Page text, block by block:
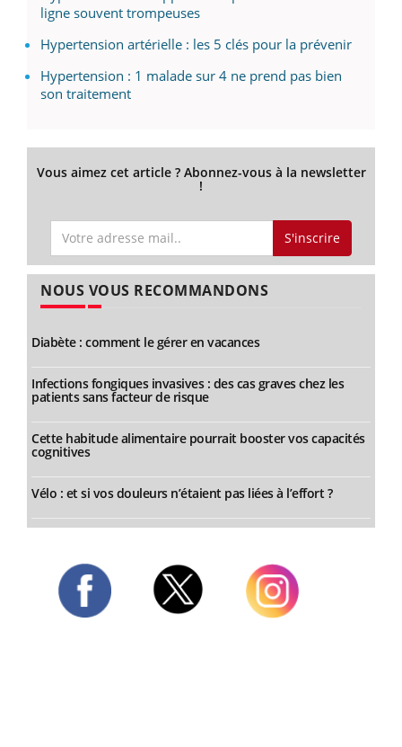
ligne souvent trompeuses
Hypertension artérielle : les 5 clés pour la prévenir
Hypertension : 1 malade sur 4 ne prend pas bien
son traitement
Vous aimez cet article ? Abonnez-vous à la newsletter
!
S'inscrire
NOUS VOUS RECOMMANDONS
Diabète : comment le gérer en vacances
Infections fongiques invasives : des cas graves chez les
patients sans facteur de risque
Cette habitude alimentaire pourrait booster vos capacités
cognitives
Vélo : et si vos douleurs n’étaient pas liées à l’effort ?